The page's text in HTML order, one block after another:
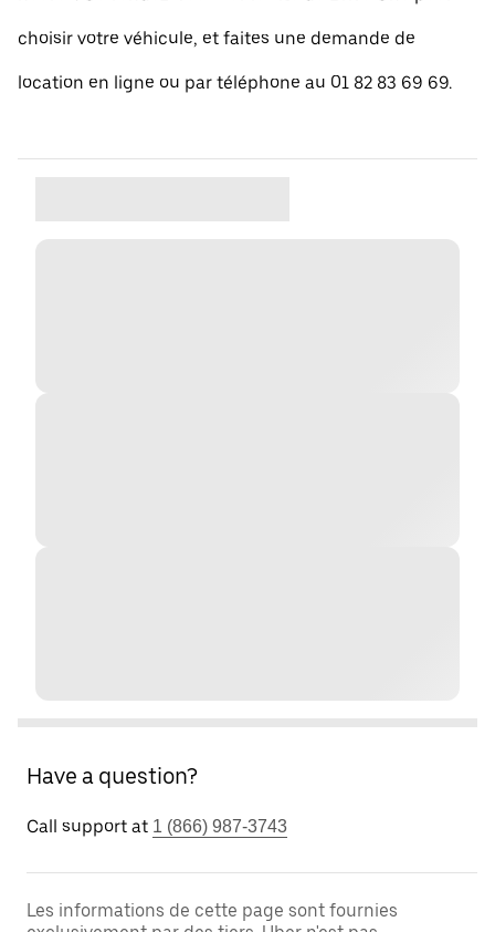
choisir votre véhicule, et faites une demande de
location en ligne ou par téléphone au 01 82 83 69 69.
Have a question?
Call support at 1 (866) 987-3743
Les informations de cette page sont fournies